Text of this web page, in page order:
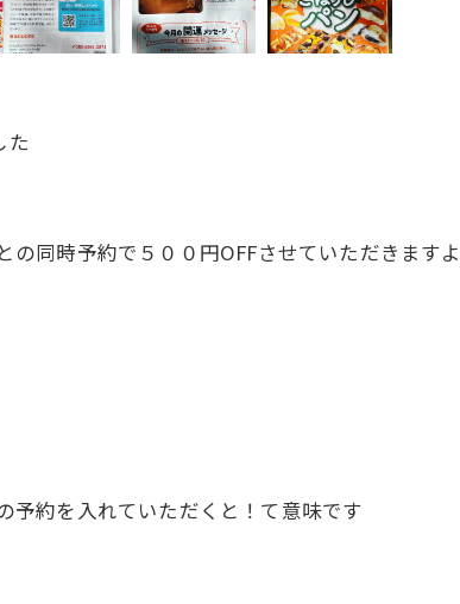
た
同時予約で５００円OFFさせていただきます
予約を入れていただくと！て意味です